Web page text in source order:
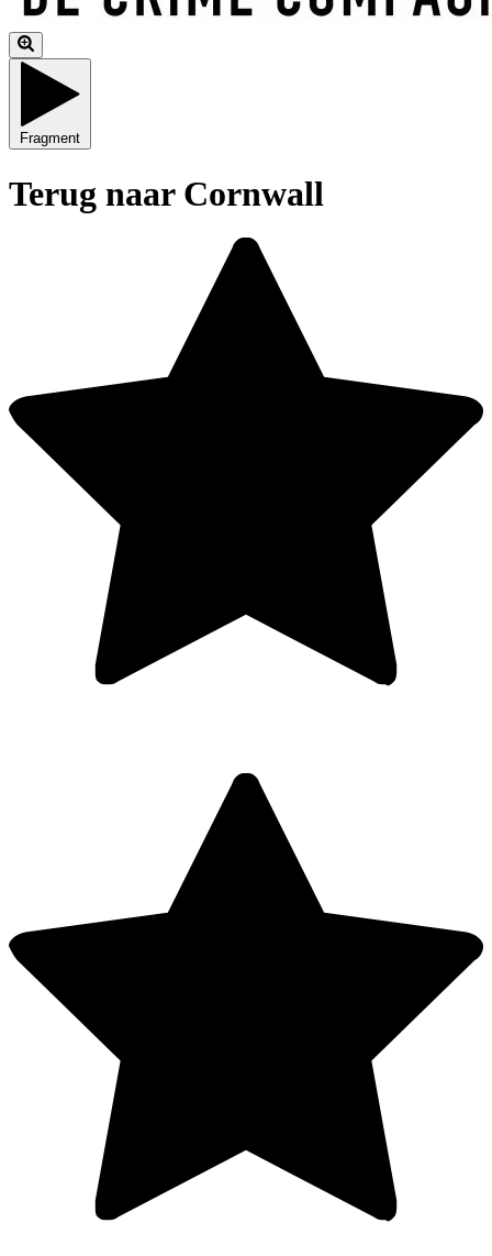
Fragment
Terug naar Cornwall